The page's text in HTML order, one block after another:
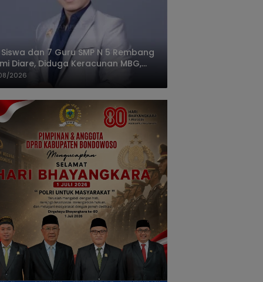
Siswa dan 7 Guru SMP N 5 Rembang
Diare, Diduga Keracunan MBG,
Harus Tanggung Jawab
2026